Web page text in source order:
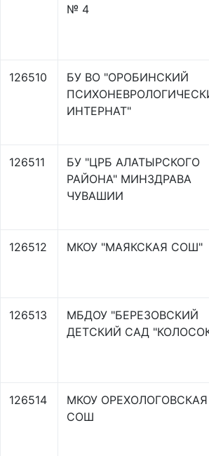
№ 4
126510
БУ ВО "ОРОБИНСКИЙ
ИНТЕРНАТ"
126511
БУ "ЦРБ АЛАТЫРСКОГО
РАЙОНА" МИНЗДРАВА
ЧУВАШИИ
126512 МКОУ "МАЯКСКАЯ СОШ"
126513
МБДОУ "БЕРЕЗОВСКИЙ
ДЕТСКИЙ САД
126514
МКОУ ОРЕХОЛОГОВСКАЯ
СОШ